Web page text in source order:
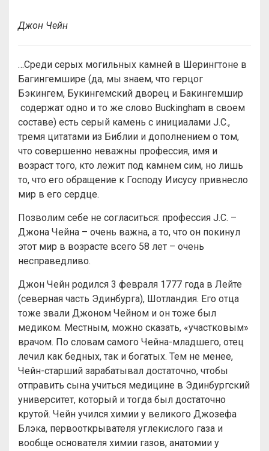
Джон Чейн
…Среди серых могильных камней в Шерингтоне в
Багингемшире (да, мы знаем, что герцог
Бэкингем, Букингемский дворец и Бакингемшир
содержат одно и то же слово Buckingham в своем
составе) есть серый камень с инициалами J.C.,
тремя цитатами из Библии и дополнением о том,
что совершенно неважны профессия, имя и
возраст того, кто лежит под камнем сим, но лишь
то, что его обращение к Господу Иисусу привнесло
мир в его сердце.
Позволим себе не согласиться: профессия J.C. –
Джона Чейна – очень важна, а то, что он покинул
этот мир в возрасте всего 58 лет – очень
несправедливо.
Джон Чейн родился 3 февраля 1777 года в Лейте
(северная часть Эдинбурга), Шотландия. Его отца
тоже звали Джоном Чейном и он тоже был
медиком. Местным, можно сказать, «участковым»
врачом. По словам самого Чейна-младшего, отец
лечил как бедных, так и богатых. Тем не менее,
Чейн-старший зарабатывал достаточно, чтобы
отправить сына учиться медицине в Эдинбургский
университет, который и тогда был достаточно
крутой. Чейн учился химии у великого Джозефа
Блэка, первооткрывателя углекислого газа и
вообще основателя химии газов, анатомии у